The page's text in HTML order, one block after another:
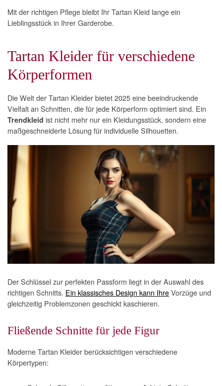
Mit der richtigen Pflege bleibt Ihr Tartan Kleid lange ein
Lieblingsstück in Ihrer Garderobe.
Tartan Kleider für verschiedene
Körperformen
Die Welt der Tartan Kleider bietet 2025 eine beeindruckende
Vielfalt an Schnitten, die für jede Körperform optimiert sind. Ein
Trendkleid ist nicht mehr nur ein Kleidungsstück, sondern eine
maßgeschneiderte Lösung für individuelle Silhouetten.
Der Schlüssel zur perfekten Passform liegt in der Auswahl des
richtigen Schnitts. Ein klassisches Design kann IhreVorzüge und
gleichzeitig Problemzonen geschickt kaschieren.
Fließende Schnitte für jede Figur
Moderne Tartan Kleider berücksichtigen verschiedene
Körpertypen: